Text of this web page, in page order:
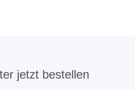
jetzt bestellen